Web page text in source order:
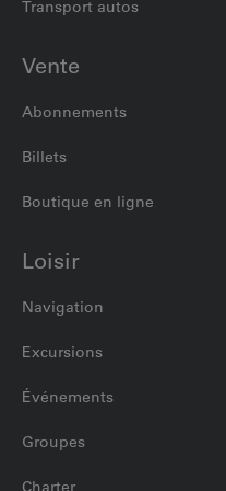
Transport autos
Vente
Abonnements
Billets
Boutique en ligne
Loisir
Navigation
Excursions
Événements
Groupes
Charter